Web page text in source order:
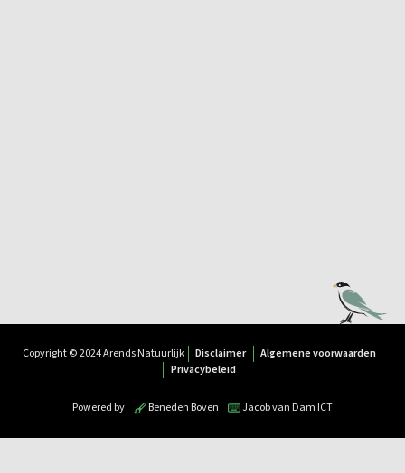
Copyright © 2024 Arends Natuurlijk Disclaimer
Algemene voorwaarden
Privacybeleid
Powered by Beneden Boven Jacob van Dam ICT